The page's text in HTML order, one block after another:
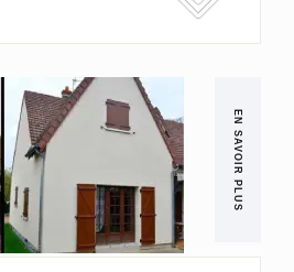
EN SAVOIR PLUS